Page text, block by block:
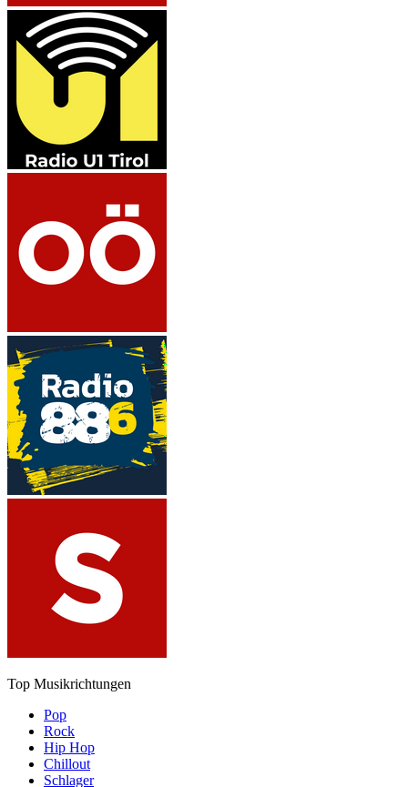
Top Musikrichtungen
Pop
Rock
Hip Hop
Chillout
Schlager